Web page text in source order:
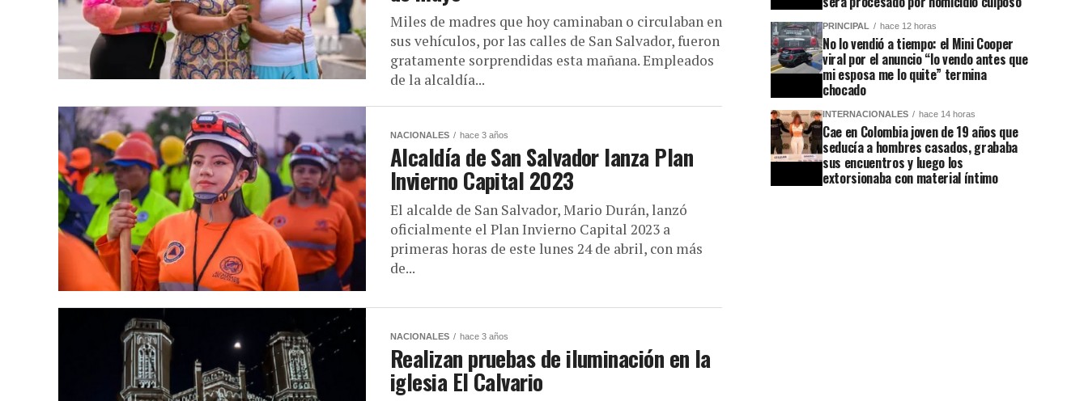
Miles de madres que hoy caminaban o circulaban en
sus vehículos, por las calles de San Salvador, fueron
gratamente sorprendidas esta mañana. Empleados
de la alcaldía...
NACIONALES hace 3 años
Alcaldía de San Salvador lanza Plan
Invierno Capital 2023
El alcalde de San Salvador, Mario Durán, lanzó
oficialmente el Plan Invierno Capital 2023 a
primeras horas de este lunes 24 de abril, con más
de...
NACIONALES hace 3 años
Realizan pruebas de iluminación en la
iglesia El Calvario
PRINCIPAL hace 12 horas
No lo vendió a tiempo: el Mini Cooper
viral por el anuncio “lo vendo antes que
mi esposa me lo quite” termina
chocado
INTERNACIONALES hace 14 horas
Cae en Colombia joven de 19 años que
seducía a hombres casados, grababa
sus encuentros y luego los
extorsionaba con material íntimo